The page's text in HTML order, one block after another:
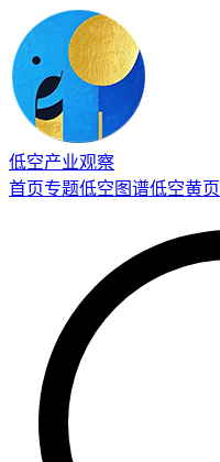
低空产业观察
首页专题低空图谱低空黄页